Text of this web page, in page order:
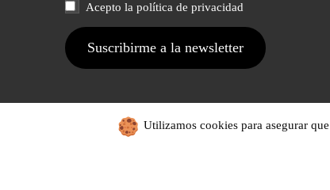
Acepto la política de privacidad
Utilizamos cookies para asegurar